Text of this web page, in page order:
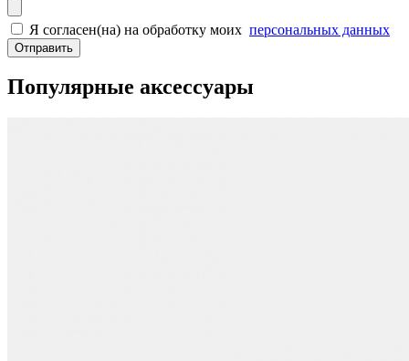
Я согласен(на) на обработку моих персональных данных
Отправить
Популярные аксессуары